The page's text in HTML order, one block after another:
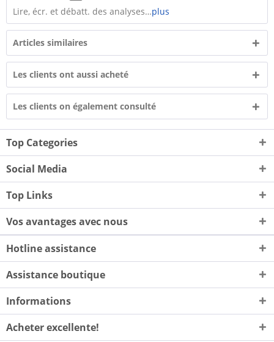
Lire, écr. et débatt. des analyses…plus
Articles similaires
Les clients ont aussi acheté
Les clients on également consulté
Top Categories
Social Media
Top Links
Vos avantages avec nous
Hotline assistance
Assistance boutique
Informations
Acheter excellente!